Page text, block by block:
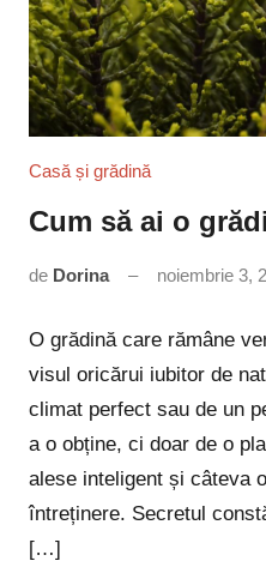
Casă și grădină
Cum să ai o
de Dorina noiembrie 3,
O grădină care rămâne
visul oricărui iubitor de
climat perfect sau de un
a o obține, ci doar de o
alese inteligent și câteva
întreținere. Secretul
[…]